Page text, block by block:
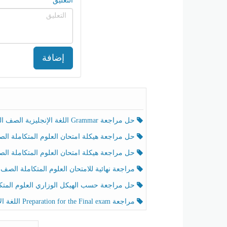
إضافة
حل مراجعة Grammar اللغة الإنجليزية الصف الخامس الفصل الثالث
حل مراجعة هيكلة امتحان العلوم المتكاملة الصف الخامس انسبير الفصل
حل مراجعة هيكلة امتحان العلوم المتكاملة الصف الخامس عام الفصل
مراجعة نهائية للامتحان العلوم المتكاملة الصف الخامس انسبير الفصل
حل مراجعة حسب الهيكل الوزاري العلوم المتكاملة الصف الخامس عام الفصل
مراجعة Preparation for the Final exam اللغة الإنجليزية الصف الرابع الفصل الثالث